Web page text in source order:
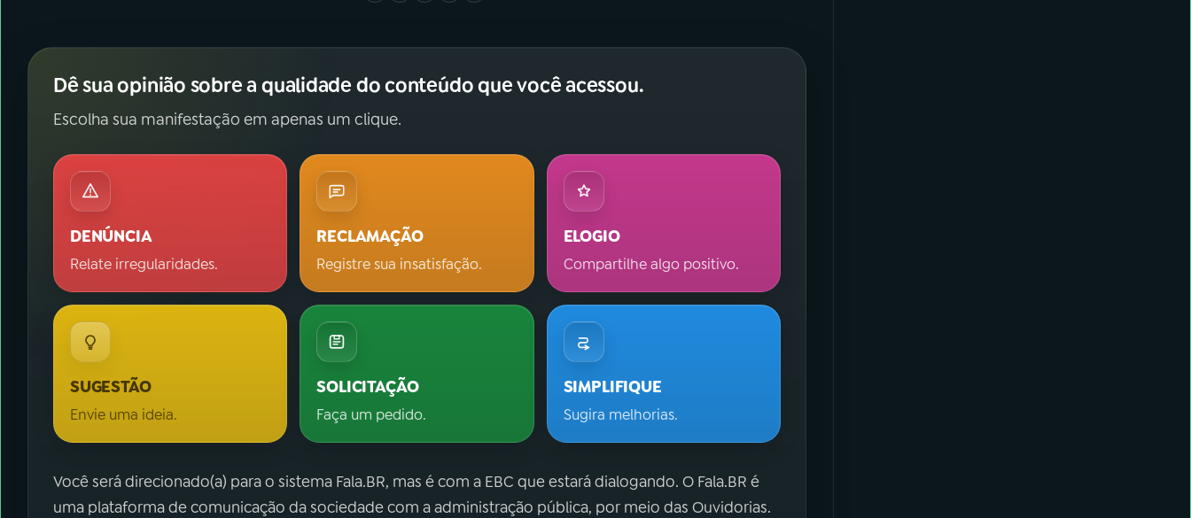
Dê sua opinião sobre a qualidade do conteúdo que você acessou.
Escolha sua manifestação em apenas um clique.
DENÚNCIA
Relate irregularidades.
RECLAMAÇÃO
Registre sua insatisfação.
ELOGIO
Compartilhe algo positivo.
SUGESTÃO
Envie uma ideia.
SOLICITAÇÃO
Faça um pedido.
SIMPLIFIQUE
Sugira melhorias.
Você será direcionado(a) para o sistema Fala.BR, mas é com a EBC que estará dialogando. O Fala.BR é
uma plataforma de comunicação da sociedade com a administração pública, por meio das Ouvidorias.